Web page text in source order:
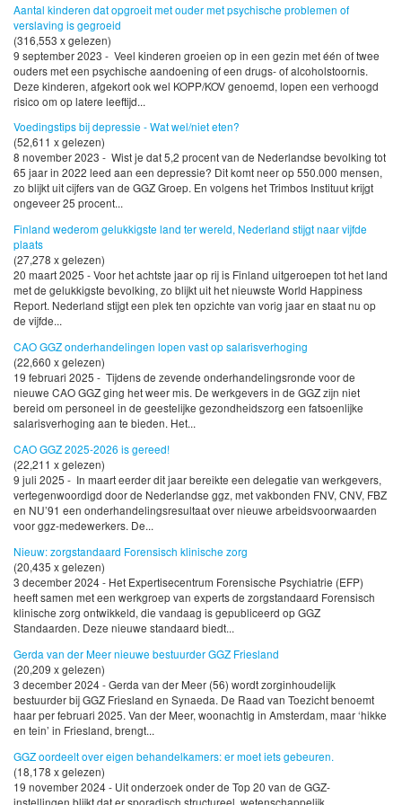
Aantal kinderen dat opgroeit met ouder met psychische problemen of
verslaving is gegroeid
(316,553 x gelezen)
9 september 2023 - Veel kinderen groeien op in een gezin met één of twee
ouders met een psychische aandoening of een drugs- of alcoholstoornis.
Deze kinderen, afgekort ook wel KOPP/KOV genoemd, lopen een verhoogd
risico om op latere leeftijd...
Voedingstips bij depressie - Wat wel/niet eten?
(52,611 x gelezen)
8 november 2023 - Wist je dat 5,2 procent van de Nederlandse bevolking tot
65 jaar in 2022 leed aan een depressie? Dit komt neer op 550.000 mensen,
zo blijkt uit cijfers van de GGZ Groep. En volgens het Trimbos Instituut krijgt
ongeveer 25 procent...
Finland wederom gelukkigste land ter wereld, Nederland stijgt naar vijfde
plaats
(27,278 x gelezen)
20 maart 2025 - Voor het achtste jaar op rij is Finland uitgeroepen tot het land
met de gelukkigste bevolking, zo blijkt uit het nieuwste World Happiness
Report. Nederland stijgt een plek ten opzichte van vorig jaar en staat nu op
de vijfde...
CAO GGZ onderhandelingen lopen vast op salarisverhoging
(22,660 x gelezen)
19 februari 2025 - Tijdens de zevende onderhandelingsronde voor de
nieuwe CAO GGZ ging het weer mis. De werkgevers in de GGZ zijn niet
bereid om personeel in de geestelijke gezondheidszorg een fatsoenlijke
salarisverhoging aan te bieden. Het...
CAO GGZ 2025-2026 is gereed!
(22,211 x gelezen)
9 juli 2025 - In maart eerder dit jaar bereikte een delegatie van werkgevers,
vertegenwoordigd door de Nederlandse ggz, met vakbonden FNV, CNV, FBZ
en NU’91 een onderhandelingsresultaat over nieuwe arbeidsvoorwaarden
voor ggz-medewerkers. De...
Nieuw: zorgstandaard Forensisch klinische zorg
(20,435 x gelezen)
3 december 2024 - Het Expertisecentrum Forensische Psychiatrie (EFP)
heeft samen met een werkgroep van experts de zorgstandaard Forensisch
klinische zorg ontwikkeld, die vandaag is gepubliceerd op GGZ
Standaarden. Deze nieuwe standaard biedt...
Gerda van der Meer nieuwe bestuurder GGZ Friesland
(20,209 x gelezen)
3 december 2024 - Gerda van der Meer (56) wordt zorginhoudelijk
bestuurder bij GGZ Friesland en Synaeda. De Raad van Toezicht benoemt
haar per februari 2025. Van der Meer, woonachtig in Amsterdam, maar ‘hikke
en tein’ in Friesland, brengt...
GGZ oordeelt over eigen behandelkamers: er moet iets gebeuren.
(18,178 x gelezen)
19 november 2024 - Uit onderzoek onder de Top 20 van de GGZ-
instellingen blijkt dat er sporadisch structureel, wetenschappelijk